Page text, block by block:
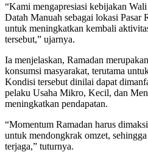
“Kami mengapresiasi kebijakan
Datah Manuah sebagai lokasi Pasar
untuk meningkatkan kembali
tersebut,” ujarnya.
Ia menjelaskan, Ramadan
konsumsi masyarakat, terutama
Kondisi tersebut dinilai dapat
pelaku Usaha Mikro, Kecil, dan
meningkatkan pendapatan.
“Momentum Ramadan harus
untuk mendongkrak omzet,
terjaga,” tuturnya.